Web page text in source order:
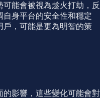
能會被視為趁火打劫，反
身平台的安全性和穩定
戶，可能是更為明智的策
的影響，這些變化可能會對